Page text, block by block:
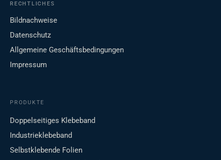
RECHTLICHES
Bildnachweise
Datenschutz
Allgemeine Geschäftsbedingungen
Impressum
PRODUKTE
Doppelseitiges Klebeband
Industrieklebeband
Selbstklebende Folien